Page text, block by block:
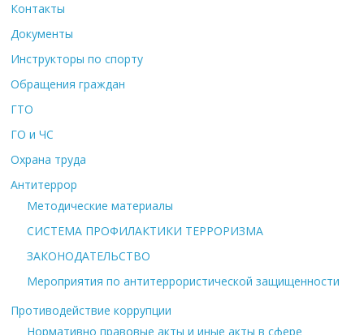
Контакты
Документы
Инструкторы по спорту
Обращения граждан
ГТО
ГО и ЧС
Охрана труда
Антитеррор
Методические материалы
СИСТЕМА ПРОФИЛАКТИКИ ТЕРРОРИЗМА
ЗАКОНОДАТЕЛЬСТВО
Мероприятия по антитеррористической защищенности
Противодействие коррупции
Нормативно правовые акты и иные акты в сфере